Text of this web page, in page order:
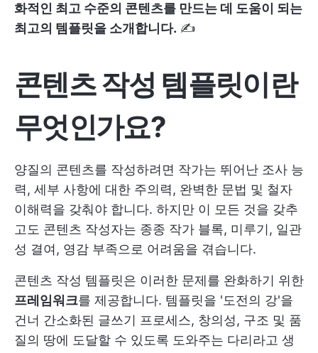
화적인 최고 수준의 콘텐츠를 만드는 데 도움이 되는
최고의 템플릿을 소개합니다. ✍️
콘텐츠 작성 템플릿이란
무엇인가요?
양질의 콘텐츠를 작성하려면 작가는 뛰어난 조사 능
력, 세부 사항에 대한 주의력, 완벽한 문법 및 철자
이해력을 갖춰야 합니다. 하지만 이 모든 것을 갖추
고도 콘텐츠 작성자는 종종 작가 블록, 미루기, 일관
성 결여, 영감 부족으로 어려움을 겪습니다.
콘텐츠 작성 템플릿은 이러한 문제를 완화하기 위한
프레임워크를 제공합니다. 템플릿을 '도전의 강'을
건너 간소화된 글쓰기 프로세스, 창의성, 구조 및 품
질의 땅에 도달할 수 있도록 도와주는 다리라고 생